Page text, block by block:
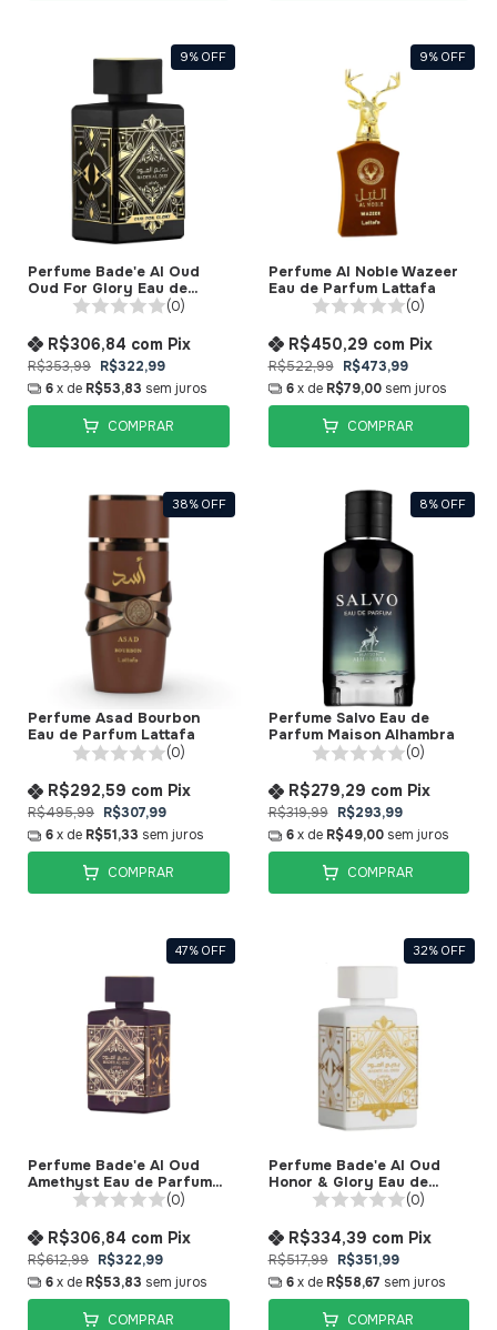
9% OFF
Perfume Bade'e Al Oud
Oud For Glory Eau de
Parfum Lattafa
(0)
R$353,99 R$322,99
R$306,84 com Pix
6x de R$53,83 sem juros
COMPRAR
9% OFF
Perfume Al Noble Wazeer
Eau de Parfum Lattafa
(0)
R$522,99 R$473,99
R$450,29 com Pix
6 x de R$79,00 sem juros
COMPRAR
38% OFF
Perfume Asad Bourbon
Eau de Parfum Lattafa
(0)
R$495,99 R$307,99
R$292,59 com Pix
6x de R$51,33 sem juros
COMPRAR
8% OFF
Perfume Salvo Eau de
Parfum Maison Alhambra
(0)
R$319,99 R$293,99
R$279,29 com Pix
6 x de R$49,00 sem juros
COMPRAR
47% OFF
Perfume Bade'e Al Oud
Amethyst Eau de Parfum
Lattafa
(0)
R$612,99 R$322,99
R$306,84 com Pix
6x de R$53,83 sem juros
COMPRAR
32% OFF
Perfume Bade'e Al Oud
Honor & Glory Eau de
Parfum Lattafa
(0)
R$517,99 R$351,99
R$334,39 com Pix
6 x de R$58,67 sem juros
COMPRAR